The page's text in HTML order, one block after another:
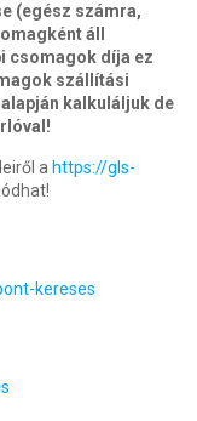
(egész számra,
áll
csomagok díja ez
szállítási
kalkuláljuk de
a https://gls-
kereses